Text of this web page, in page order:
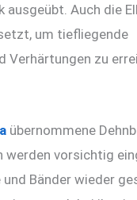
ausgeübt. Auch die
um tiefliegende
Verhärtungen zu
übernommene
werden vorsichtig
Bänder wieder